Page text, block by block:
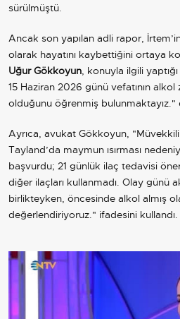
sürülmüştü.
Ancak son yapılan adli rapor,
olarak hayatını kaybettiğini ortaya
Uğur Gökkoyun, konuyla ilgili
15 Haziran 2026 günü vefatının alkol
olduğunu öğrenmiş bulunmaktayız."
Ayrıca, avukat Gökkoyun,
Tayland’da maymun ısırması
başvurdu; 21 günlük ilaç tedavisi
diğer ilaçları kullanmadı. Olay günü
birlikteyken, öncesinde alkol almış
değerlendiriyoruz." ifadesini kullandı.